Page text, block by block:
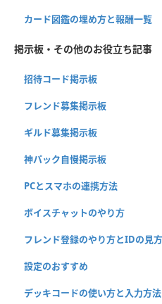
カード図鑑の埋め方と報酬一覧
掲示板・その他のお役立ち記事
招待コード掲示板
フレンド募集掲示板
ギルド募集掲示板
神パック自慢掲示板
PCとスマホの連携方法
ボイスチャットのやり方
フレンド登録のやり方とIDの見方
設定のおすすめ
デッキコードの使い方と入力方法